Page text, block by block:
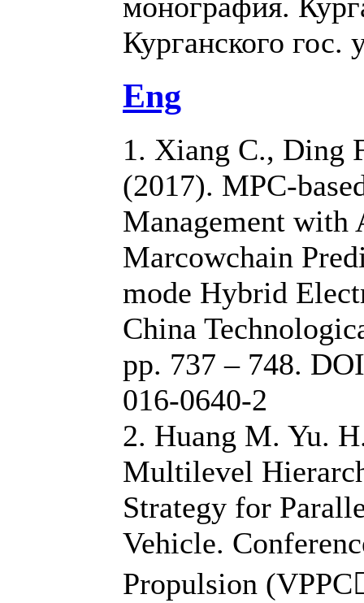
монография.
Курганского гос.
Eng
1. Xiang C., Ding
(2017). MPC-
Management with
Marcowchain
mode Hybrid
China
pp. 737 – 748.
016-0640-2
2. Huang M. Yu.
Multilevel
Strategy for
Vehicle.
Propulsion